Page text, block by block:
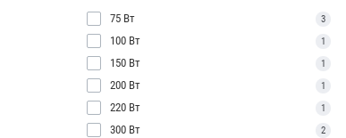
75 Вт 3
100 Вт 1
150 Вт 1
200 Вт 1
220 Вт 1
300 Вт 2